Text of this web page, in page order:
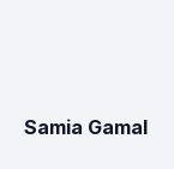
Samia Gamal